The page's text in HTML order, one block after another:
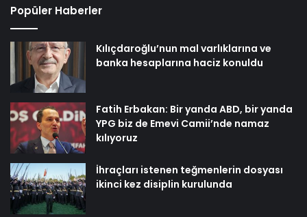
Popüler Haberler
Kılıçdaroğlu’nun mal varlıklarına ve
banka hesaplarına haciz konuldu
Fatih Erbakan: Bir yanda ABD, bir yanda
YPG biz de Emevi Camii’nde namaz
kılıyoruz
İhraçları istenen teğmenlerin dosyası
ikinci kez disiplin kurulunda